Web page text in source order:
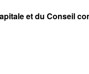
et du Conseil